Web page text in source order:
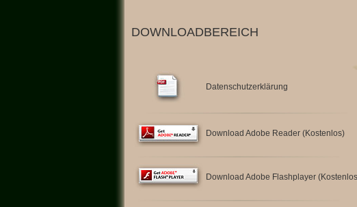
DOWNLOADBEREICH
Datenschutzerklärung
Download Adobe Reader (Kostenlos)
Download Adobe Flashplayer